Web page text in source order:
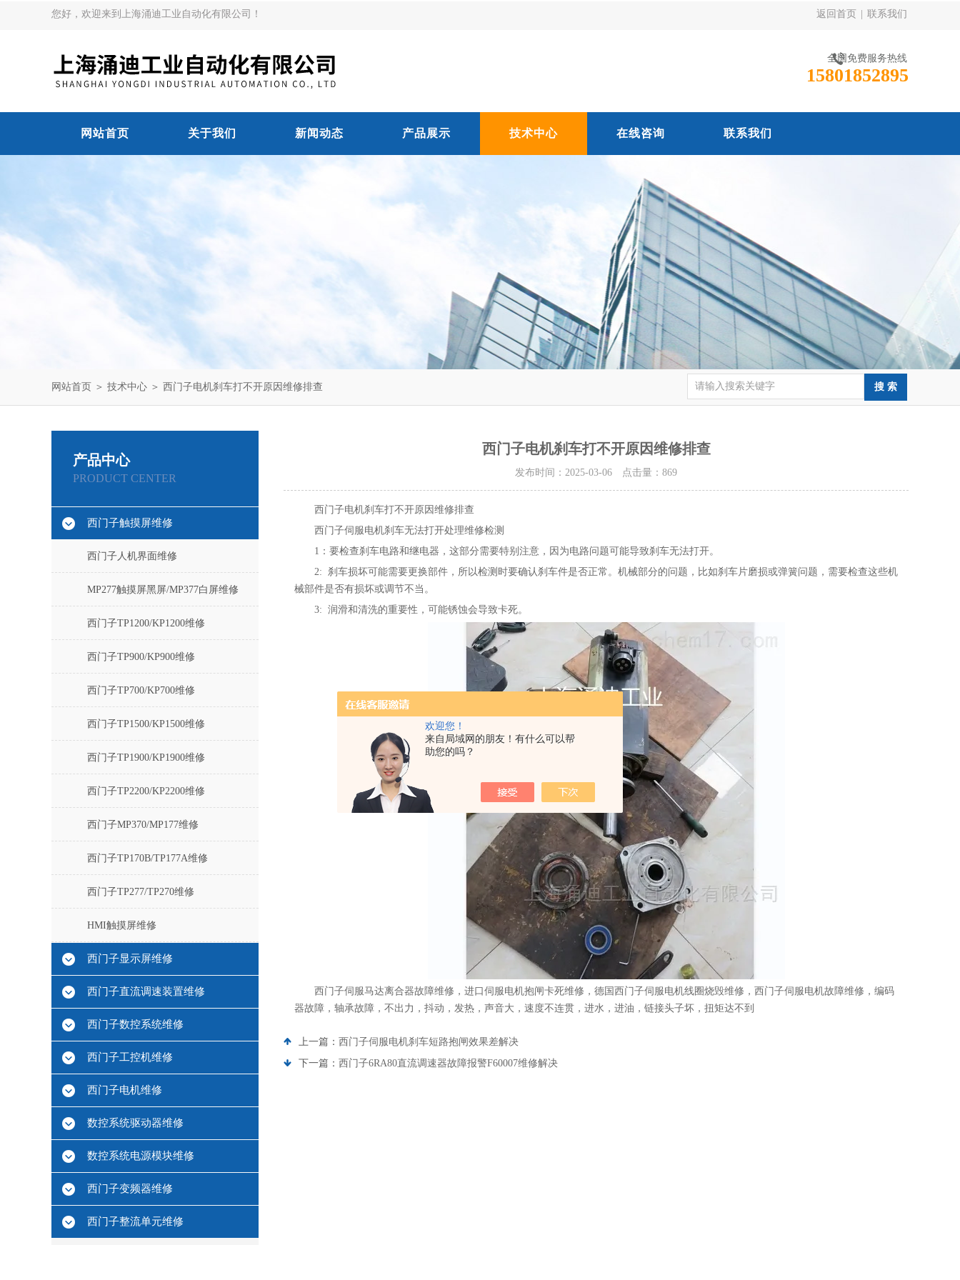
欢迎您！
来自局域网的朋友！有什么可以帮
助您的吗？
您好，欢迎来到上海涌迪工业自动化有限公司！ 返回首页 联系我们
全国免费服务热线
15801852895
网站首页 关于我们 新闻动态 产品展示 技术中心 在线咨询 联系我们
网站首页 ＞ 技术中心 ＞ 西门子电机刹车打不开原因维修排查
产品中心
PRODUCT CENTER
西门子触摸屏维修
西门子人机界面维修
MP277触摸屏黑屏/MP377白屏维修
西门子TP1200/KP1200维修
西门子TP900/KP900维修
西门子TP700/KP700维修
西门子TP1500/KP1500维修
西门子TP1900/KP1900维修
西门子TP2200/KP2200维修
西门子MP370/MP177维修
西门子TP170B/TP177A维修
西门子TP277/TP270维修
HMI触摸屏维修
西门子显示屏维修
西门子直流调速装置维修
西门子数控系统维修
西门子工控机维修
西门子电机维修
数控系统驱动器维修
数控系统电源模块维修
西门子变频器维修
西门子整流单元维修
西门子电机刹车打不开原因维修排查
发布时间：2025-03-06 点击量： 869
西门子电机刹车打不开原因维修排查
西门子伺服电机刹车无法打开处理维修检测
1：要检查刹车电路和继电器，这部分需要特别注意，因为电路问题可能导致刹车无法打开。‌
2: 刹车损坏可能需要更换部件，所以检测时要确认刹车件是否正常。机械部分的问题，比如刹车片磨损或弹簧问题，需要检查这些机
械部件是否有损坏或调节不当。‌
3: 润滑和清洗的重要性，可能锈蚀会导致卡死。
西门子伺服马达离合器故障维修，进口伺服电机抱闸卡死维修，德国西门子伺服电机线圈烧毁维修，西门子伺服电机故障维修，编码
器故障，轴承故障，不出力，抖动，发热，声音大，速度不连贯，进水，进油，链接头子坏，扭矩达不到
上一篇： 西门子伺服电机刹车短路抱闸效果差解决
下一篇： 西门子6RA80直流调速器故障报警F60007维修解决